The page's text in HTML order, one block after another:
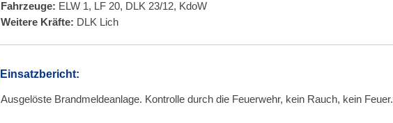
Fahrzeuge: ELW 1, LF 20, DLK 23/12, KdoW
Weitere Kräfte: DLK Lich
Einsatzbericht:
Ausgelöste Brandmeldeanlage. Kontrolle durch die Feuerwehr, kein Rauch, kein Feuer.